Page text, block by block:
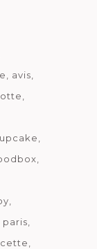
avis
paris